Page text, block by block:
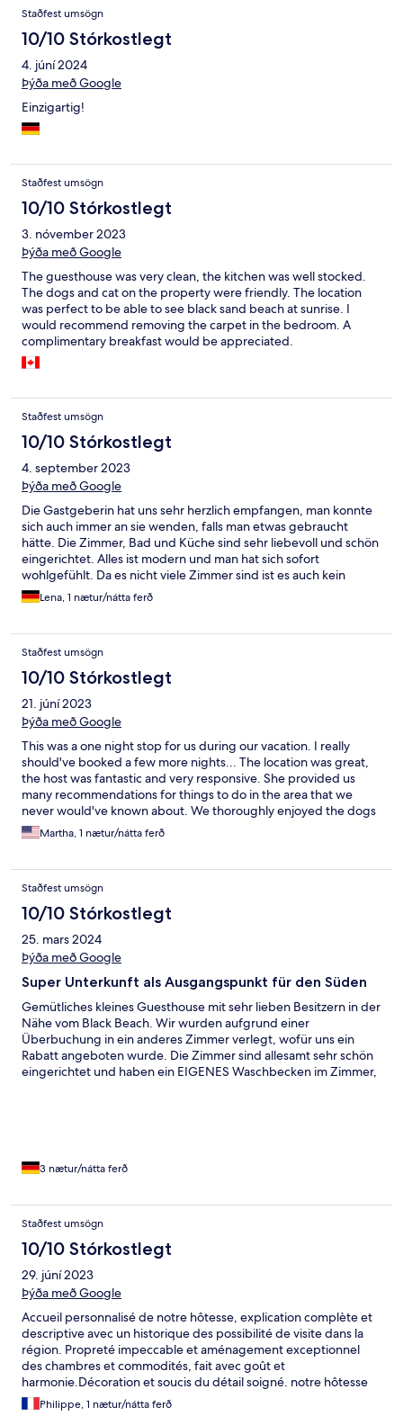
Staðfest umsögn
10/10 Stórkostlegt
4. júní 2024
Þýða með Google
Einzigartig!
Staðfest umsögn
10/10 Stórkostlegt
3. nóvember 2023
Þýða með Google
The guesthouse was very clean, the kitchen was well stocked.
The dogs and cat on the property were friendly. The location
was perfect to be able to see black sand beach at sunrise. I
would recommend removing the carpet in the bedroom. A
complimentary breakfast would be appreciated.
Staðfest umsögn
10/10 Stórkostlegt
4. september 2023
Þýða með Google
Die Gastgeberin hat uns sehr herzlich empfangen, man konnte
sich auch immer an sie wenden, falls man etwas gebraucht
hätte. Die Zimmer, Bad und Küche sind sehr liebevoll und schön
eingerichtet. Alles ist modern und man hat sich sofort
wohlgefühlt. Da es nicht viele Zimmer sind ist es auch kein
Problem sich beispielsweise die Küche zu teilen. Wir hatten
einen wundervollen Aufenthalt und können es jedem
Lena, 1 nætur/nátta ferð
Staðfest umsögn
10/10 Stórkostlegt
21. júní 2023
Þýða með Google
This was a one night stop for us during our vacation. I really
should've booked a few more nights... The location was great,
the host was fantastic and very responsive. She provided us
many recommendations for things to do in the area that we
never would've known about. We thoroughly enjoyed the dogs
and other animals on the property and being able to feed the
baby lamb was a highlight. I can't recommend this place
Martha, 1 nætur/nátta ferð
Staðfest umsögn
10/10 Stórkostlegt
25. mars 2024
Þýða með Google
Super Unterkunft als Ausgangspunkt für den Süden
Gemütliches kleines Guesthouse mit sehr lieben Besitzern in der
Nähe vom Black Beach. Wir wurden aufgrund einer
Überbuchung in ein anderes Zimmer verlegt, wofür uns ein
Rabatt angeboten wurde. Die Zimmer sind allesamt sehr schön
eingerichtet und haben ein EIGENES Waschbecken im Zimmer,
verweilen ein, erfüllt aber seinen Zweck. Es gibt Ziegen, Pferde
sind :)
3 nætur/nátta ferð
Staðfest umsögn
10/10 Stórkostlegt
29. júní 2023
Þýða með Google
Accueil personnalisé de notre hôtesse, explication complète et
descriptive avec un historique des possibilité de visite dans la
région. Propreté impeccable et aménagement exceptionnel
des chambres et commodités, fait avec goût et
harmonie.Décoration et soucis du détail soigné. notre hôtesse
nous a recommandé la visite de la route 214 qui malgé la pluie et
la brume était magnifique. ce guesthouse est le plus beau et
Philippe, 1 nætur/nátta ferð